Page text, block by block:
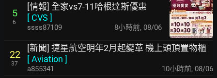
5
6
[情報] 全家vs7-11哈根達斯優惠
[ CVS ]
ssss87109 8小時前, 08/06
22
37
[新聞] 捷星航空明年2月起變革 機上頭頂置物櫃
[Aviation ]
a855341 10小時前, 08/06